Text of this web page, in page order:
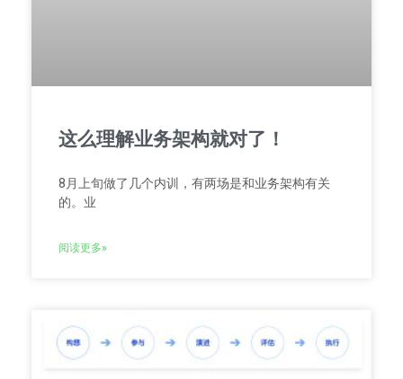
这么理解业务架构就对了！
8月上旬做了几个内训，有两场是和业务架构有关
的。业
阅读更多»